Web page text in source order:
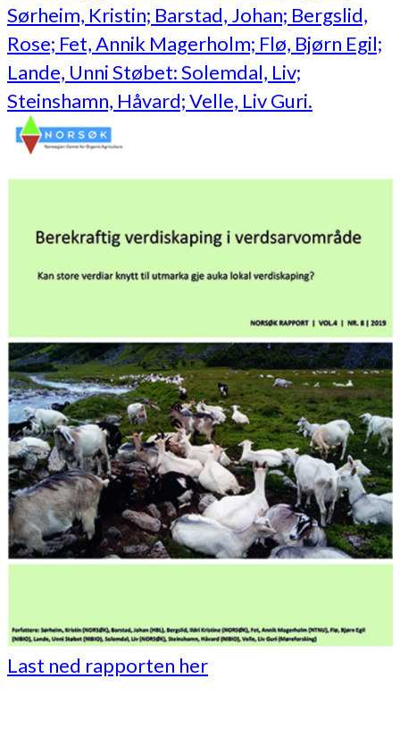
Sørheim, Kristin; Barstad, Johan; Bergslid,
Rose; Fet, Annik Magerholm; Flø, Bjørn Egil;
Lande, Unni Støbet: Solemdal, Liv;
Steinshamn, Håvard; Velle, Liv Guri.
Last ned rapporten her